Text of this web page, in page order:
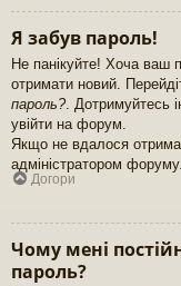
Я забув пароль!
Не панікуйте! Хоча ваш
отримати новий.
пароль?. Дотримуйтесь
увійти на форум.
Якщо не вдалося
адміністратором форуму.
Догори
Чому мені
пароль?